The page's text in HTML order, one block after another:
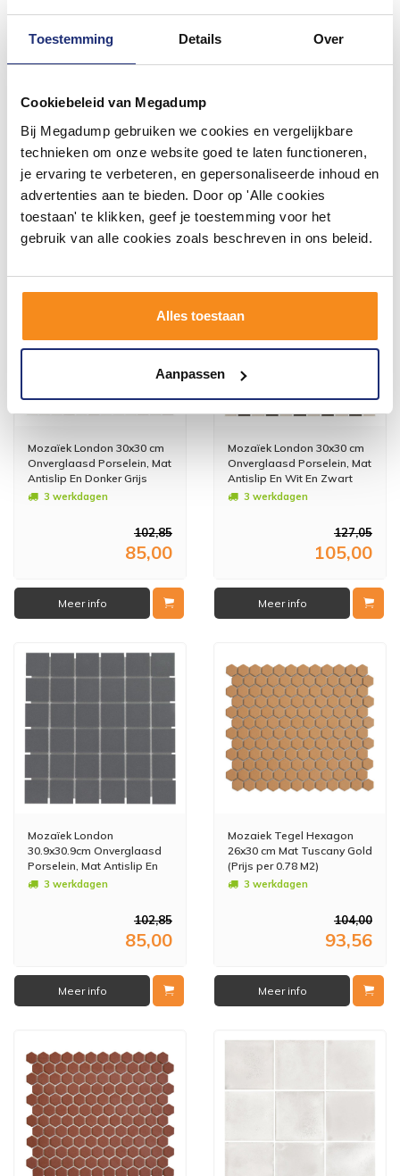
Toestemming Details Over
Cookiebeleid van Megadump
Bij Megadump gebruiken we cookies en vergelijkbare
technieken om onze website goed te laten functioneren,
je ervaring te verbeteren, en gepersonaliseerde inhoud en
advertenties aan te bieden. Door op 'Alle cookies
toestaan' te klikken, geef je toestemming voor het
gebruik van alle cookies zoals beschreven in ons beleid.
Alles toestaan
Aanpassen
(Prijs Per m2)
3 werkdagen
169,55
140,12
Meer info
125,00
Meer info
Mozaïek London 30x30 cm
Onverglaasd Porselein, Mat
Antislip En Donker Grijs
(Prijs Per m2)
3 werkdagen
102,85
85,00
Meer info
Mozaïek London 30x30 cm
Onverglaasd Porselein, Mat
Antislip En Wit En Zwart
Dambord Mix (Prijs Per m2)
3 werkdagen
127,05
105,00
Meer info
Mozaïek London
30.9x30.9cm Onverglaasd
Porselein, Mat Antislip En
Antraciet (Prijs Per m2)
3 werkdagen
102,85
85,00
Meer info
Mozaiek Tegel Hexagon
26x30 cm Mat Tuscany Gold
(Prijs per 0.78 M2)
3 werkdagen
104,00
93,56
Meer info